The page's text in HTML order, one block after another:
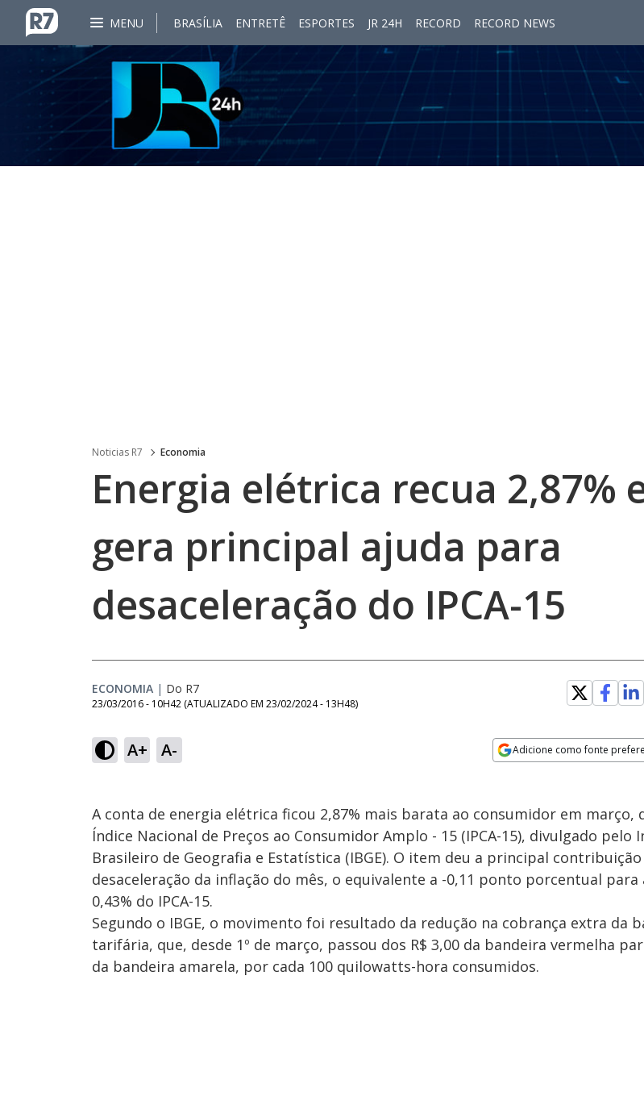
MENU BRASÍLIA ENTRETÊ ESPORTES JR 24H RECORD RECORD NEWS
Noticias R7 Economia
Energia elétrica recua 2,87%
gera principal ajuda para
desaceleração do IPCA-15
ECONOMIA | Do R7
23/03/2016 - 10H42 (ATUALIZADO EM 23/02/2024 - 13H48)
A+ A- Adicione como fonte
A conta de energia elétrica ficou 2,87% mais barata ao consumidor em março,
Índice Nacional de Preços ao Consumidor Amplo - 15 (IPCA-15), divulgado pelo
Brasileiro de Geografia e Estatística (IBGE). O item deu a principal
desaceleração da inflação do mês, o equivalente a -0,11 ponto porcentual para
0,43% do IPCA-15.
Segundo o IBGE, o movimento foi resultado da redução na cobrança extra da
tarifária, que, desde 1º de março, passou dos R$ 3,00 da bandeira vermelha
da bandeira amarela, por cada 100 quilowatts-hora consumidos.